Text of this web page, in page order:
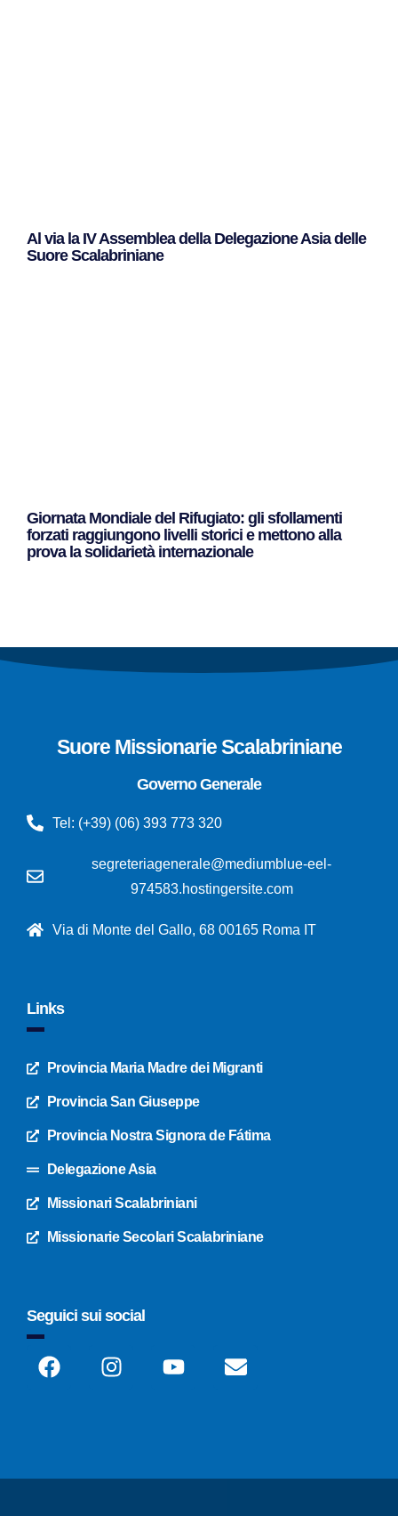
Al via la IV Assemblea della Delegazione Asia delle
Suore Scalabriniane
Giornata Mondiale del Rifugiato: gli sfollamenti
forzati raggiungono livelli storici e mettono alla
prova la solidarietà internazionale
Suore Missionarie Scalabriniane
Governo Generale
Tel: (+39) (06) 393 773 320
segreteriagenerale@mediumblue-eel-
974583.hostingersite.com
Via di Monte del Gallo, 68 00165 Roma IT
Links
Provincia Maria Madre dei Migranti
Provincia San Giuseppe
Provincia Nostra Signora de Fátima
Delegazione Asia
Missionari Scalabriniani
Missionarie Secolari Scalabriniane
Seguici sui social